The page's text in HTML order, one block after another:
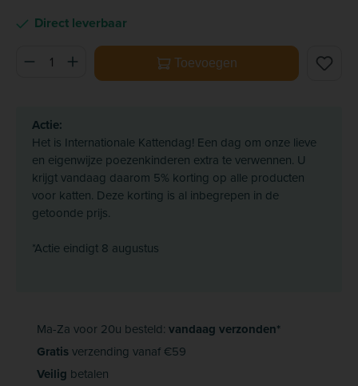
Direct leverbaar
Producthoeveelheid: Voer de gewenste hoeveelheid in of
Toevoegen
Actie:
Het is Internationale Kattendag! Een dag om onze lieve
en eigenwijze poezenkinderen extra te verwennen. U
krijgt vandaag daarom 5% korting op alle producten
voor katten. Deze korting is al inbegrepen in de
getoonde prijs.
*Actie eindigt 8 augustus
Ma-Za voor 20u besteld: vandaag verzonden*
Gratisverzending vanaf €59
Veilig betalen